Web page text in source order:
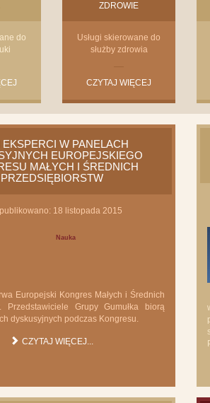
do
ZDROWIE
Usługi skierowane do
służby zdrowia
CZYTAJ WIĘCEJ
EKSPERCI W PANELACH
EUROPEJSKIEGO
MAŁYCH I ŚREDNICH
PRZEDSIĘBIORSTW
18 listopada 2015
Nauka
Europejski Kongres Małych i Średnich
Przedstawiciele Grupy Gumułka biorą
dyskusyjnych podczas Kongresu.
CZYTAJ WIĘCEJ...